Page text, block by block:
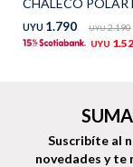
UYU 1.790 UYU 2.190
UYU
Suscribíte al
novedades y te